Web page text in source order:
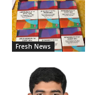
Fresh News